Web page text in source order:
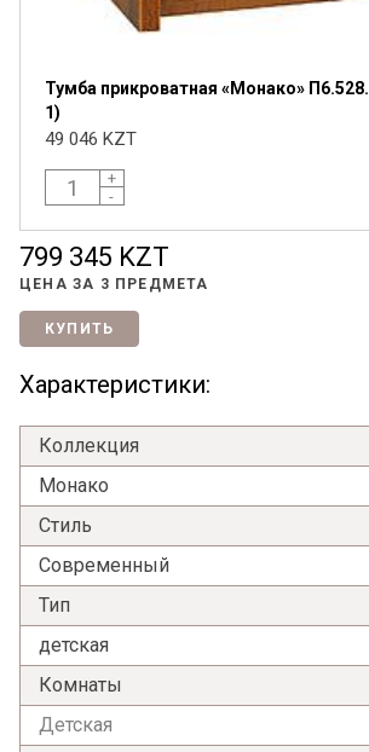
Я ознакомлен с
обработки персональных
Тумба прикроватная «Монако»
1)
49 046 KZT
+
-
799 345 KZT
КУПИТЬ
ЦЕНА ЗА 3 ПРЕДМЕТА
Характеристики:
Коллекция
Монако
Стиль
Современный
Тип
детская
Комнаты
Детская